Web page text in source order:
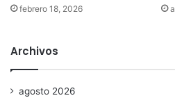
febrero 18, 2026
Archivos
agosto 2026